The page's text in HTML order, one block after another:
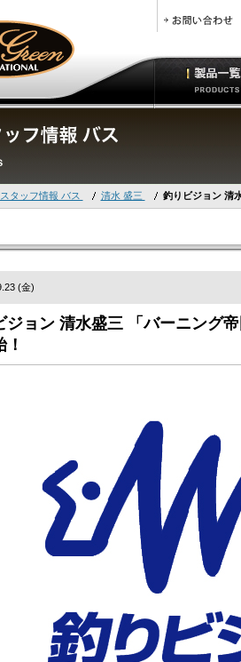
タッフ情報 バス 清水 盛三 釣りビジョン 清
(金)
ジョン 清水盛三 「バーニング